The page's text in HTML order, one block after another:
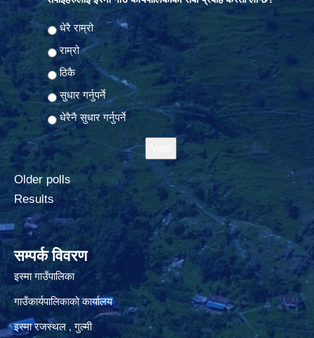
Choices
धेरै राम्रो
राम्रो
ठिकै
सुधार गर्नुपर्ने
धेरैनै सुधार गर्नुपर्ने
Older polls
Results
सम्पर्क विवरण
इस्मा गाउँपालिका
गाउँकार्यपालिकाको कार्यालय
इस्मा रजस्थल , गुल्मी